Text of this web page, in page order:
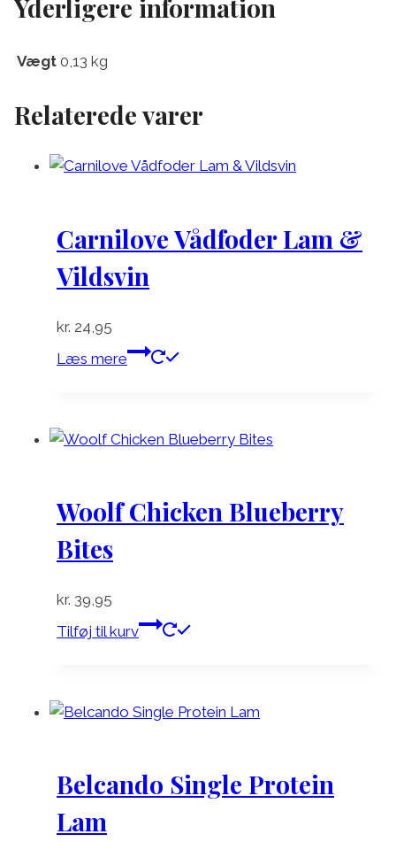
Yderligere information
Vægt 0,13 kg
Relaterede varer
Carnilove Vådfoder Lam &
Vildsvin
kr. 24,95
Læs mere
Woolf Chicken Blueberry
Bites
kr. 39,95
Tilføj til kurv
Belcando Single Protein
Lam